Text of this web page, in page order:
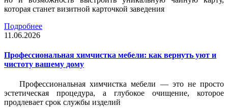
которая станет визитной карточкой заведения
Подробнее
11.06.2026
Профессиональная химчистка мебели: как вернуть уют и
чистоту вашему дому
Профессиональная химчистка мебели — это не просто
эстетическая процедура, а глубокое очищение, которое
продлевает срок службы изделий